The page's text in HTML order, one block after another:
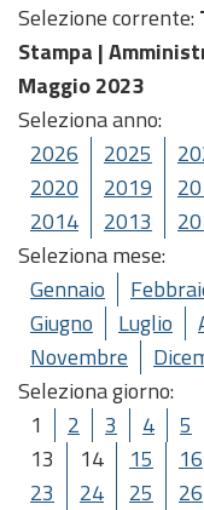
Selezione corrente:
Stampa |
Maggio 2023
Seleziona anno:
2026
2025
2020
2019
2014
2013
Seleziona mese:
Gennaio
Giugno
Luglio
Novembre
Seleziona giorno:
1
2 3 4 5
13
14 15 16
23
24 25 26